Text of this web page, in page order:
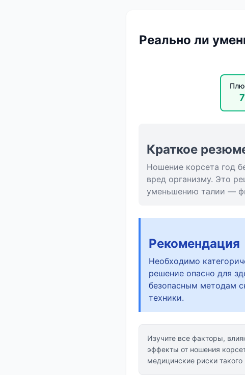
Реально ли
Краткое
Ношение корсета год
вред организму. Это
уменьшению талии —
Рекомендация
Необходимо
решение опасно для
безопасным методам
техники.
Изучите все факторы,
эффекты от ношения
медицинские риски такого